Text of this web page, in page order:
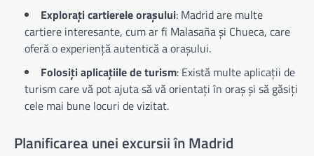
Explorați cartierele orașului: Madrid are multe
cartiere interesante, cum ar fi Malasaña și Chueca, care
oferă o experiență autentică a orașului.
Folosiți aplicațiile de turism: Există multe aplicații de
turism care vă pot ajuta să vă orientați în oraș și să găsiți
cele mai bune locuri de vizitat.
Planificarea unei excursii în Madrid